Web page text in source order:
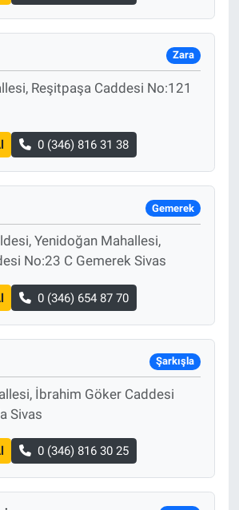
Zara
Reşitpaşa Caddesi No:121
0 (346) 816 31 38
Gemerek
Yenidoğan Mahallesi,
No:23 C Gemerek Sivas
0 (346) 654 87 70
Şarkışla
İbrahim Göker Caddesi
Sivas
0 (346) 816 30 25